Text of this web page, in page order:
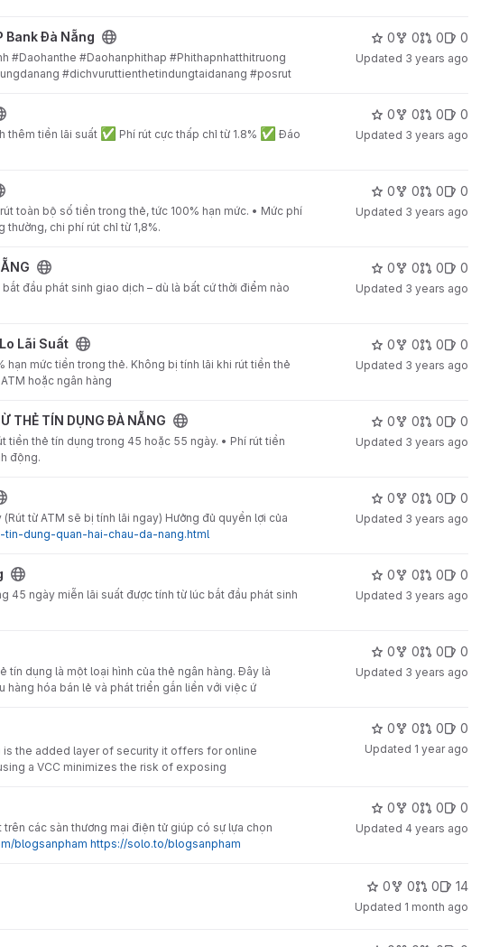
Bank Đà Nẵng
#Daohanthe #Daohanphithap #Phithapnhatthitruong
#dichvuruttienthetindungtaidanang #posrut
0 0 0 0
Updated 3 years ago
thêm tiền lãi suất ✅ Phí rút cực thấp chỉ từ 1.8% ✅
0 0 0 0
Updated 3 years ago
toàn bộ số tiền trong thẻ, tức 100% hạn mức. • Mức phí
chi phí rút chỉ từ 1,8%.
0 0 0 0
Updated 3 years ago
đầu phát sinh giao dịch – dù là bất cứ thời điểm nào
0 0 0 0
Updated 3 years ago
Lãi Suất
mức tiền trong thẻ. Không bị tính lãi khi rút tiền thẻ
hoặc ngân hàng
0 0 0 0
Updated 3 years ago
THẺ TÍN DỤNG ĐÀ NẴNG
tiền thẻ tín dụng trong 45 hoặc 55 ngày. • Phí rút tiền
động.
0 0 0 0
Updated 3 years ago
(Rút từ ATM sẽ bị tính lãi ngay) Hưởng đủ quyền lợi của
dung-quan-hai-chau-da-nang.html
0 0 0 0
Updated 3 years ago
45 ngày miễn lãi suất được tính từ lúc bắt đầu phát sinh
0 0 0 0
Updated 3 years ago
tín dụng là một loại hình của thẻ ngân hàng. Đây là
hàng hóa bán lẻ và phát triển gắn liền với việc ứ
0 0 0 0
Updated 3 years ago
the added layer of security it offers for online
a VCC minimizes the risk of exposing
0 0 0 0
Updated 1 year ago
các sàn thương mại điện tử giúp có sự lựa chọn
blogsanpham https://solo.to/blogsanpham
0 0 0 0
Updated 4 years ago
0 0 0 14
Updated 1 month ago